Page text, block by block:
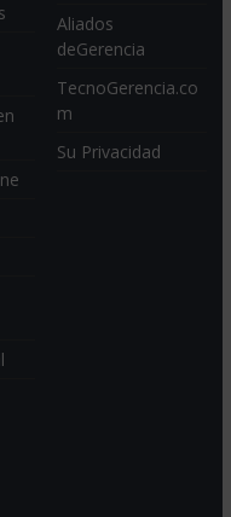
Aliados
deGerencia
TecnoGerencia.co
m
Su Privacidad